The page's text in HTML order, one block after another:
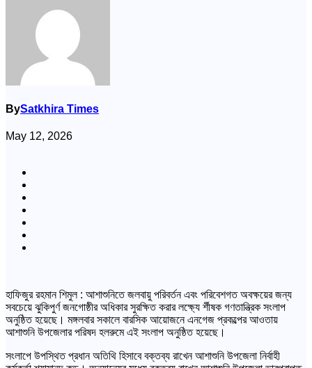
BySatkhira Times
May 12, 2026
হাফিজুর রহমান শিমুল : আশাশুনিতে জলবায়ু পরিবর্তন এবং পরিবেশগত অবক্ষয়ের জন্য
সবচেয়ে ঝুকিপুর্ণ জনগোষ্ঠীর অধিকার সুরক্ষিত করার লক্ষ্যে র্শীষক গণতান্ত্রিক সংলাপ
অনুষ্ঠিত হয়েছে। মঙ্গলবার সকালে বারসিক আয়োজনে এনগেজ প্রকল্পের আওতায়
আশাশুনি উপজেলার পরিষদ হলরুমে এই সংলাপ অনুষ্ঠিত হয়েছে।
সংলাপে উপস্থিত প্রধান অতিথি হিসাবে বক্তব্য রাখেন আশাশুনি উপজেলা নির্বাহী